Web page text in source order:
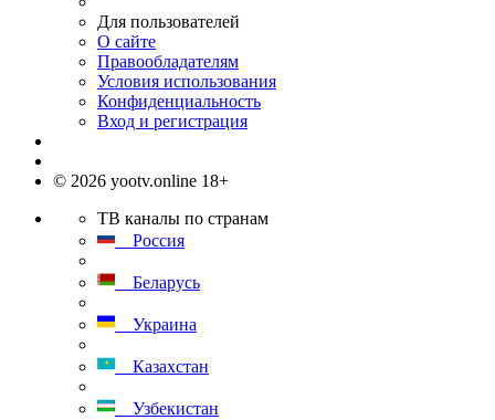
Для пользователей
О сайте
Правообладателям
Условия использования
Конфиденциальность
Вход и регистрация
© 2026 yootv.online 18+
ТВ каналы по странам
Россия
Беларусь
Украина
Казахстан
Узбекистан